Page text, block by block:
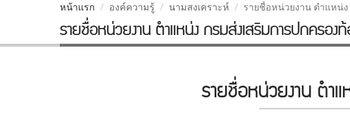
หน้าแรก องค์ความรู้ นามสงเคราะห์ รายชื่อหน่วยงาน ตำแหน่
รายชื่อหน่วยงาน ตำแหน่ง กรมส่งเสริมการปกครอง
รายชื่อหน่วยงาน ตำ